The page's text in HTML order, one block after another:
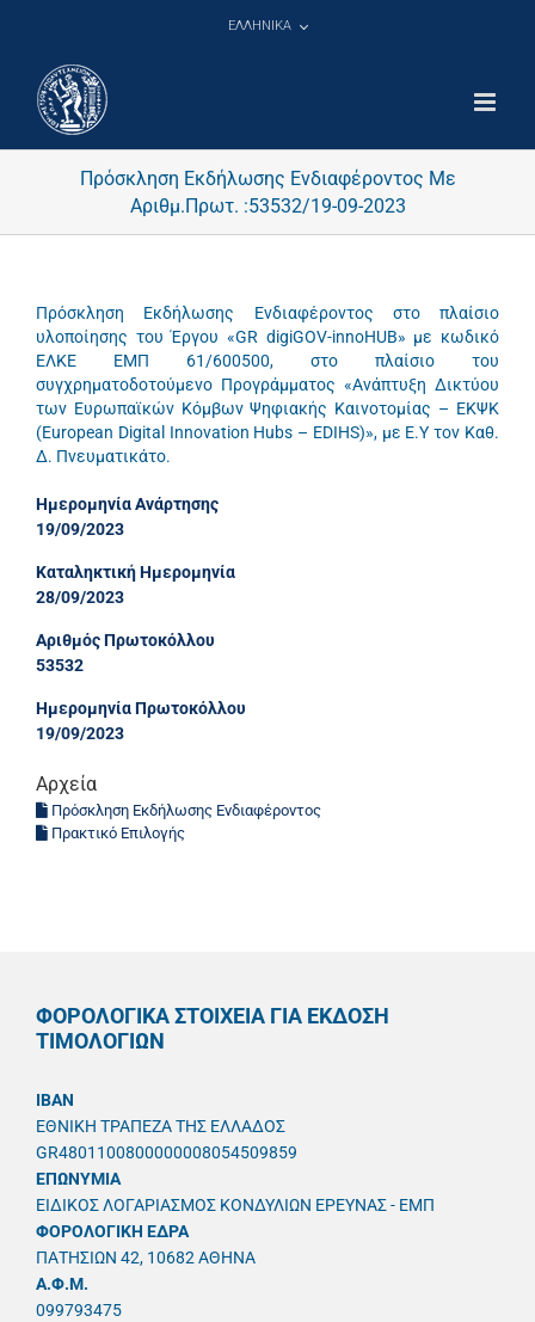
ΕΛΛΗΝΙΚΑ
Πρόσκληση Εκδήλωσης Ενδιαφέροντος Με
Αριθμ.Πρωτ. :53532/19-09-2023
Πρόσκληση Εκδήλωσης Ενδιαφέροντος στο πλαίσιο
υλοποίησης του Έργου «GR digiGOV-innoHUB» με κωδικό
ΕΛΚΕ ΕΜΠ 61/600500, στο πλαίσιο του
συγχρηματοδοτούμενο Προγράμματος «Ανάπτυξη Δικτύου
των Ευρωπαϊκών Κόμβων Ψηφιακής Καινοτομίας – ΕΚΨΚ
(European Digital Innovation Hubs – EDIHS)», με Ε.Υ τον Καθ.
Δ. Πνευματικάτο.
Ημερομηνία Ανάρτησης
19/09/2023
Καταληκτική Ημερομηνία
28/09/2023
Αριθμός Πρωτοκόλλου
53532
Ημερομηνία Πρωτοκόλλου
19/09/2023
Αρχεία
Πρόσκληση Εκδήλωσης Ενδιαφέροντος
Πρακτικό Επιλογής
ΦΟΡΟΛΟΓΙΚΑ ΣΤΟΙΧΕΙΑ ΓΙΑ ΕΚΔΟΣΗ
ΤΙΜΟΛΟΓΙΩΝ
IBAN
ΕΘΝΙΚΗ ΤΡΑΠΕΖΑ ΤΗΣ ΕΛΛΑΔΟΣ
GR4801100800000008054509859
ΕΠΩΝΥΜΙΑ
ΕΙΔΙΚΟΣ ΛΟΓΑΡΙΑΣΜΟΣ ΚΟΝΔΥΛΙΩΝ ΕΡΕΥΝΑΣ - ΕΜΠ
ΦΟΡΟΛΟΓΙΚΗ ΕΔΡΑ
ΠΑΤΗΣΙΩΝ 42, 10682 ΑΘΗΝΑ
A.Φ.Μ.
099793475